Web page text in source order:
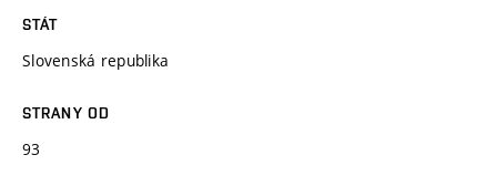
STÁT
Slovenská republika
STRANY OD
93